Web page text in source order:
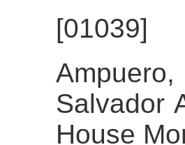
[01039]
Salvador
House